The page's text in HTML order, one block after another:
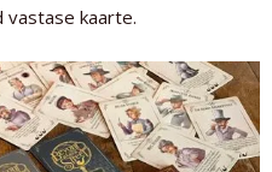
vastase kaarte.